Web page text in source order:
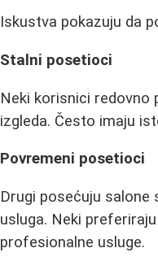
Iskustva pokazuju da
Stalni posetioci
Neki korisnici redovno
izgleda. Često imaju
Povremeni posetioci
Drugi posećuju salone
usluga. Neki
profesionalne usluge.